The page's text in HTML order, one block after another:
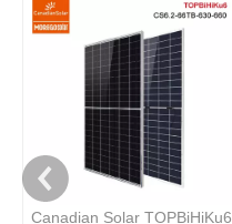
Canadian Solar TOPBiHiKu6